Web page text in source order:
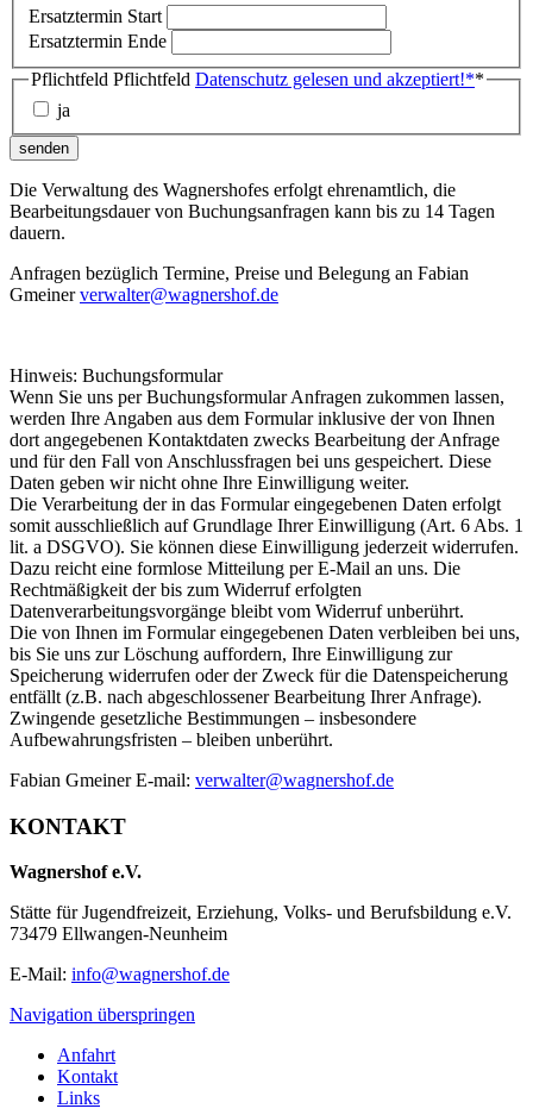
Ersatztermin Start
Ersatztermin Ende
Pflichtfeld Pflichtfeld Datenschutz gelesen und akzeptiert!**
ja
senden
Die Verwaltung des Wagnershofes erfolgt ehrenamtlich, die
Bearbeitungsdauer von Buchungsanfragen kann bis zu 14 Tagen
dauern.
Anfragen bezüglich Termine, Preise und Belegung an Fabian
Gmeinerverwalter@wagnershof.de
Hinweis: Buchungsformular
Wenn Sie uns per Buchungsformular Anfragen zukommen lassen,
werden Ihre Angaben aus dem Formular inklusive der von Ihnen
dort angegebenen Kontaktdaten zwecks Bearbeitung der Anfrage
und für den Fall von Anschlussfragen bei uns gespeichert. Diese
Daten geben wir nicht ohne Ihre Einwilligung weiter.
Die Verarbeitung der in das Formular eingegebenen Daten erfolgt
somit ausschließlich auf Grundlage Ihrer Einwilligung (Art. 6 Abs. 1
lit. a DSGVO). Sie können diese Einwilligung jederzeit widerrufen.
Dazu reicht eine formlose Mitteilung per E-Mail an uns. Die
Rechtmäßigkeit der bis zum Widerruf erfolgten
Datenverarbeitungsvorgänge bleibt vom Widerruf unberührt.
Die von Ihnen im Formular eingegebenen Daten verbleiben bei uns,
bis Sie uns zur Löschung auffordern, Ihre Einwilligung zur
Speicherung widerrufen oder der Zweck für die Datenspeicherung
entfällt (z.B. nach abgeschlossener Bearbeitung Ihrer Anfrage).
Zwingende gesetzliche Bestimmungen – insbesondere
Aufbewahrungsfristen – bleiben unberührt.
Fabian Gmeiner E-mail: verwalter@wagnershof.de
KONTAKT
Wagnershof e.V.
Stätte für Jugendfreizeit, Erziehung, Volks- und Berufsbildung e.V.
73479 Ellwangen-Neunheim
E-Mail: info@wagnershof.de
Navigation überspringen
Anfahrt
Kontakt
Links